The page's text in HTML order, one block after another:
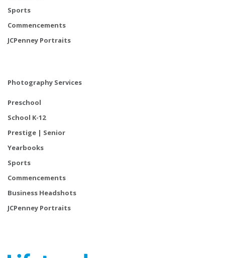
Sports
Commencements
JCPenney Portraits
Photography Services
Preschool
School K-12
Prestige | Senior
Yearbooks
Sports
Commencements
Business Headshots
JCPenney Portraits